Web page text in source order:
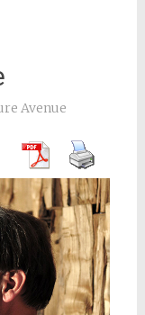
Avenue